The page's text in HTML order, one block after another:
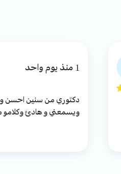
1 منذ يوم واحد
دكتوري من سنين احسن
ويسمعني و هادئ وكلامو